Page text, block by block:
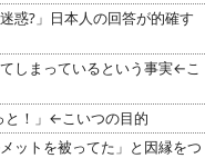
惑?」日本人の回答が的確す
しまっているという事実←こ
と！」←こいつの目的
ットを被ってた」と因縁をつ